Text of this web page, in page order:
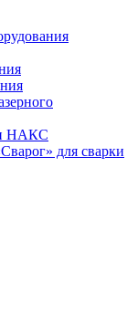
НАКС
для сварки